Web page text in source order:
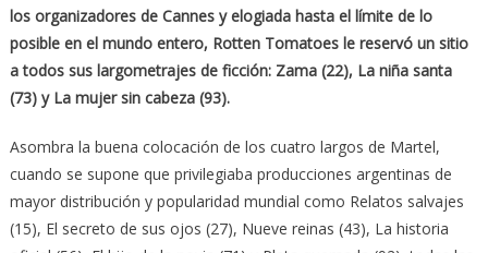
los organizadores de Cannes y elogiada hasta el límite de lo
posible en el mundo entero, Rotten Tomatoes le reservó un sitio
a todos sus largometrajes de ficción: Zama (22), La niña santa
(73) y La mujer sin cabeza (93).
Asombra la buena colocación de los cuatro largos de Martel,
cuando se supone que privilegiaba producciones argentinas de
mayor distribución y popularidad mundial como Relatos salvajes
(15), El secreto de sus ojos (27), Nueve reinas (43), La historia